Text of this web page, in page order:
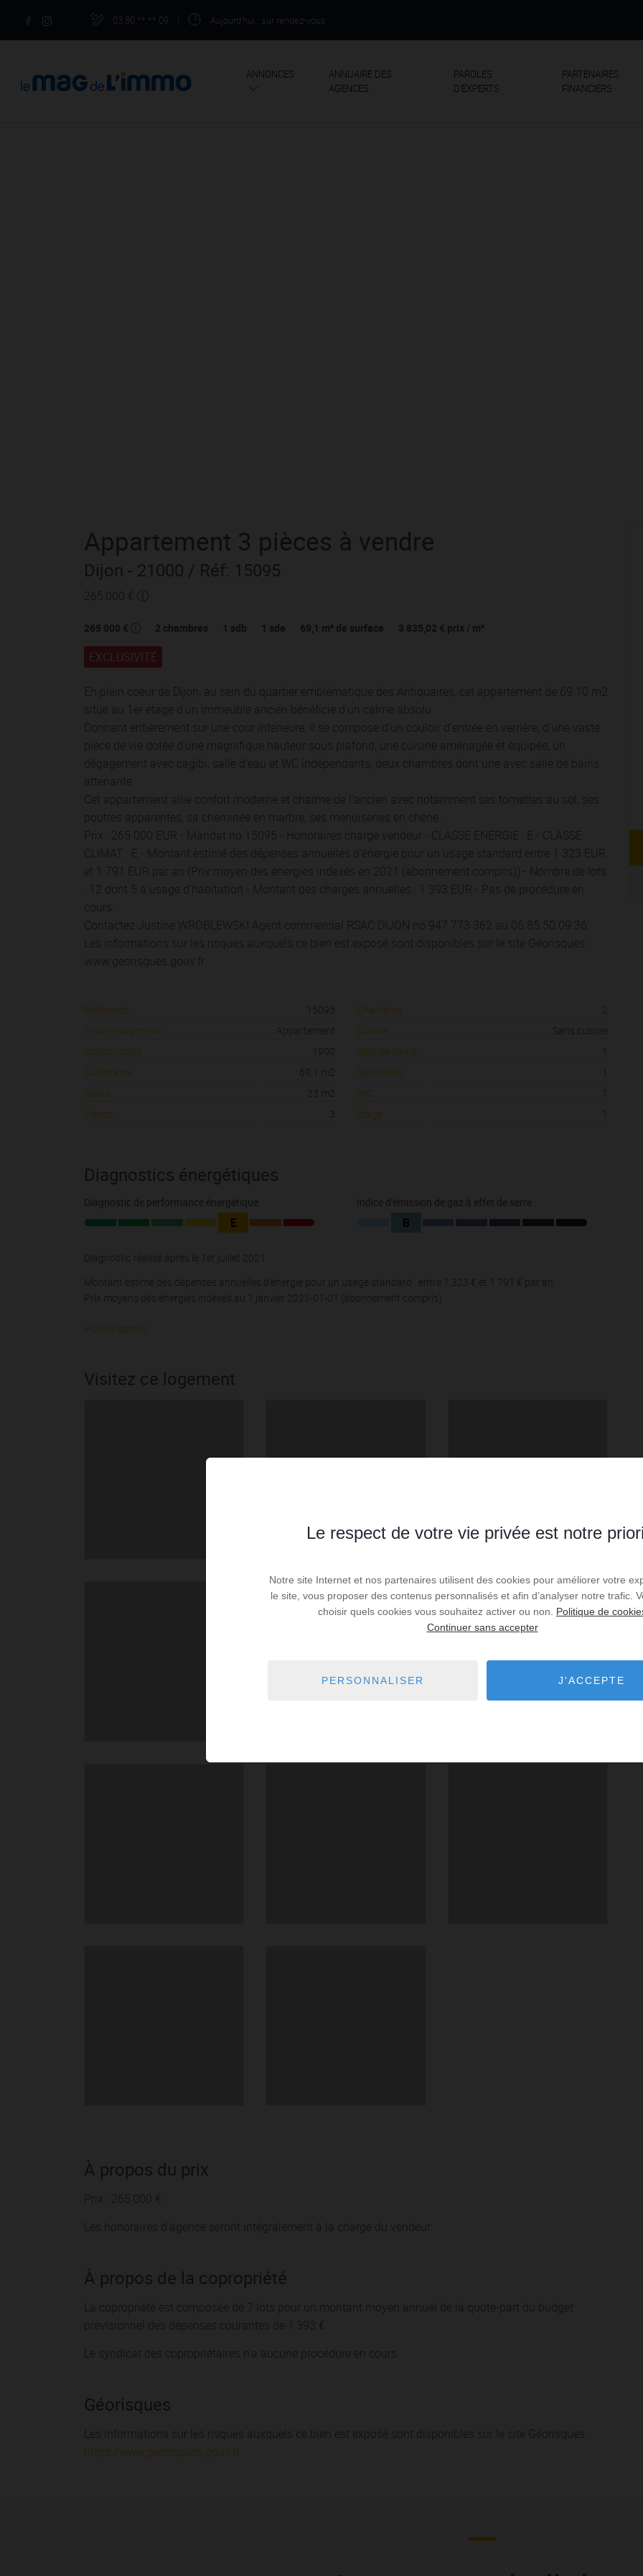
03.80.**.**.09 Aujourd'hui : sur rendez-vous
ANNONCES
ANNUAIRE DES
AGENCES
PAROLES
D'EXPERTS
PARTENAIRES
FINANCIERS
Appartement 3 pièces à vendre
Dijon - 21000 / Réf: 15095
265 000 €
265 000 € 2 chambres 1 sdb 1 sde 69,1 m² de surface 3 835,02 € prix / m²
EXCLUSIVITÉ
En plein coeur de Dijon, au sein du quartier emblématique des Antiquaires, cet appartement de 69.10 m2
situé au 1er étage d'un immeuble ancien bénéficie d'un calme absolu.
Donnant entièrement sur une cour intérieure, il se compose d'un couloir d'entrée en verrière, d'une vaste
pièce de vie dotée d'une magnifique hauteur sous plafond, une cuisine aménagée et équipée, un
dégagement avec cagibi, salle d'eau et WC indépendants, deux chambres dont une avec salle de bains
attenante.
Cet appartement allie confort moderne et charme de l'ancien avec notamment ses tomettes au sol, ses
poutres apparentes, sa cheminée en marbre, ses menuiseries en chêne...
Prix : 265 000 EUR - Mandat no 15095 - Honoraires charge vendeur - CLASSE ENERGIE : E - CLASSE
CLIMAT : E - Montant estimé des dépenses annuelles d'énergie pour un usage standard entre 1 323 EUR
et 1 791 EUR par an (Prix moyen des énergies indexés en 2021 (abonnement compris)) - Nombre de lots
: 12 dont 5 à usage d'habitation - Montant des charges annuelles : 1 393 EUR - Pas de procédure en
cours.
Contactez Justine WROBLEWSKI Agent commercial RSAC DIJON no 947 773 362 au 06.85.50.09.36.
Les informations sur les risques auxquels ce bien est exposé sont disponibles sur le site Géorisques :
www.georisques.gouv.fr
Référence :
15095
Type de logement :
Appartement
Construction :
1900
Surface de :
69,1 m2
Séjour :
23 m2
Pièces :
3
Chambres :
2
Cuisine :
Sans cuisine
Salle de bains :
Salle d'eau :
WC :
Etage :
Diagnostics énergétiques
Diagnostic de performance énergétique
E
Diagnostic réalisé après le 1er juillet 2021
Indice d'émission de gaz à effet de serre
B
Montant estimé des dépenses annuelles d'énergie pour un usage standard : entre 1 323 € et 1 791 € par an.
Prix moyens des énergies indexés au 1 janvier 2021-01-01 (abonnement compris).
Plus de détails
Visitez ce logement
À propos du prix
Prix : 265 000 €.
Les honoraires d'agence seront intégralement à la charge du vendeur.
À propos de la copropriété
La copropriété est composée de 7 lots pour un montant moyen annuel de la quote-part du budget
prévisionnel des dépenses courantes de 1 393 €
Le syndicat des copropriétaires n'a aucune procédure en cours
Géorisques
Les informations sur les risques auxquels ce bien est exposé sont disponibles sur le site Géorisques
https://www.georisques.gouv.fr
Le respect de votre vie privée est notre
Notre site Internet et nos partenaires utilisent des cookies pour améliorer votre
le site, vous proposer des contenus personnalisés et afin d’analyser notre trafic.
choisir quels cookies vous souhaitez activer ou non. Politique de
Continuer sans accepter
PERSONNALISER J'ACCEPTE